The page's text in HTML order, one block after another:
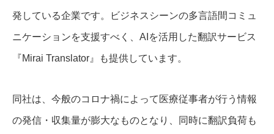
発している企業です。ビジネスシーンの多言語間コミュ
ニケーションを支援すべく、AIを活用した翻訳サービス
『Mirai Translator』も提供しています。
同社は、今般のコロナ禍によって医療従事者が行う情報
の発信・収集量が膨大なものとなり、同時に翻訳負荷も